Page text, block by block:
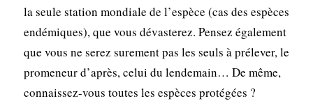
la seule station mondiale de l’espèce (cas des espèces
endémiques), que vous dévasterez. Pensez également
que vous ne serez surement pas les seuls à prélever, le
promeneur d’après, celui du lendemain… De même,
connaissez-vous toutes les espèces protégées ?